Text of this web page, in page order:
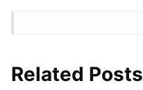
Related Posts